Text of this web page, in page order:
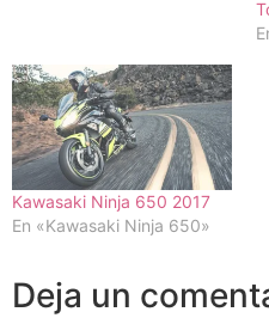
Kawasaki Ninja 650 2017
En «Kawasaki Ninja 650»
Deja un